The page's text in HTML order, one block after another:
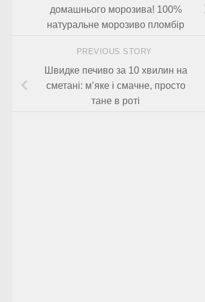
домашнього морозива! 100%
натуральне морозиво пломбір
PREVIOUS STORY
Швидке печиво за 10 хвилин на
сметані: м’яке і смачне, просто
тане в роті